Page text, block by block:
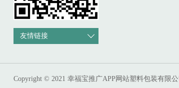
友情链接
Copyright © 2021 幸福宝推广APP网站塑料包装有限公